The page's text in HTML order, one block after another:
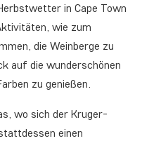
in Cape Town
wie zum
die Weinberge zu
auf die wunderschönen
zu genießen.
wo sich der Kruger-
einen